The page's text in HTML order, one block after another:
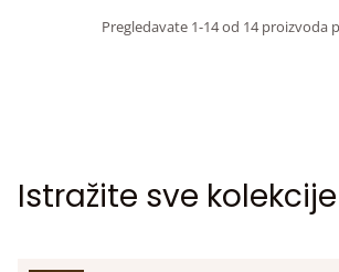
Pregledavate 1-14 od 14 proizvoda
Istražite sve kolekcije